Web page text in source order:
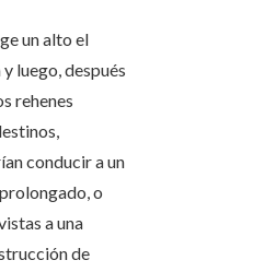
un alto el
luego, después
rehenes
conducir a un
o
a una
de